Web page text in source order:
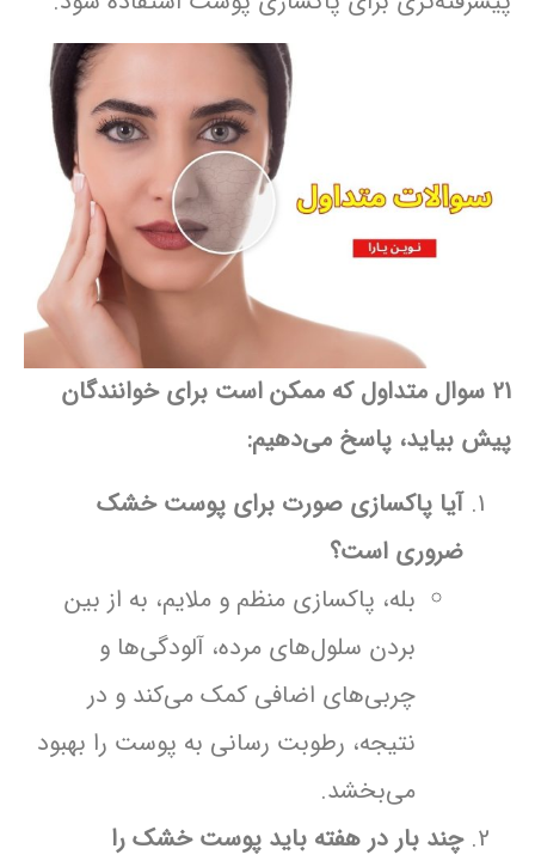
21 سوال متداول که ممکن است برای خوانندگان
پیش بیاید، پاسخ می‌دهیم:
آیا پاکسازی صورت برای پوست خشک
ضروری است؟
بله، پاکسازی منظم و ملایم، به از بین
بردن سلول‌های مرده، آلودگی‌ها و
چربی‌های اضافی کمک می‌کند و در
نتیجه، رطوبت رسانی به پوست را بهبود
می‌بخشد.
چند بار در هفته باید پوست خشک را